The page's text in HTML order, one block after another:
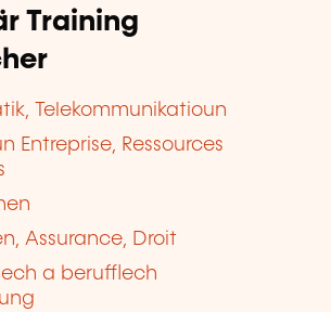
Training
Telekommunikatioun
Entreprise, Ressources
Assurance, Droit
a berufflech